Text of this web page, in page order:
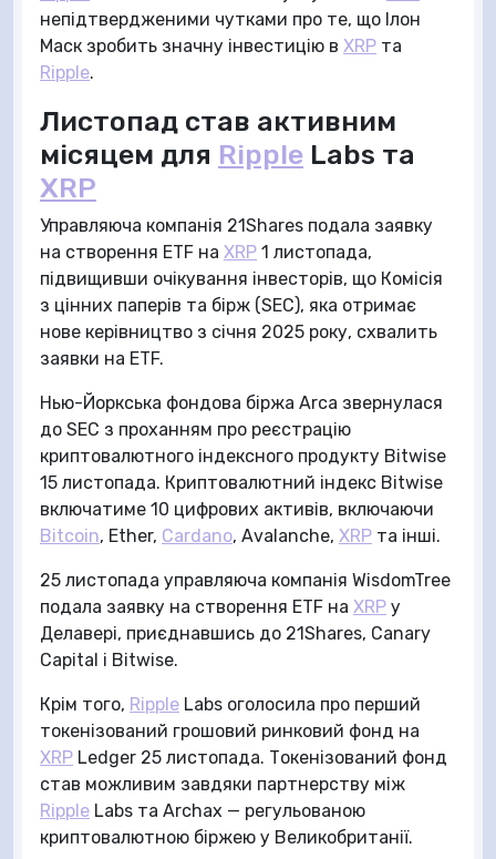
непідтвердженими чутками про те, що Ілон
Маск зробить значну інвестицію в XRP та
Ripple.
Листопад став активним
місяцем для Ripple Labs та
XRP
Управляюча компанія 21Shares подала заявку
на створення ETF на XRP 1 листопада,
підвищивши очікування інвесторів, що Комісія
з цінних паперів та бірж (SEC), яка отримає
нове керівництво з січня 2025 року, схвалить
заявки на ETF.
Нью-Йоркська фондова біржа Arca звернулася
до SEC з проханням про реєстрацію
криптовалютного індексного продукту Bitwise
15 листопада. Криптовалютний індекс Bitwise
включатиме 10 цифрових активів, включаючи
Bitcoin, Ether, Cardano, Avalanche, XRP та інші.
25 листопада управляюча компанія WisdomTree
подала заявку на створення ETF на XRP у
Делавері, приєднавшись до 21Shares, Canary
Capital і Bitwise.
Крім того, Ripple Labs оголосила про перший
токенізований грошовий ринковий фонд на
XRP Ledger 25 листопада. Токенізований фонд
став можливим завдяки партнерству між
Ripple Labs та Archax — регульованою
криптовалютною біржею у Великобританії.